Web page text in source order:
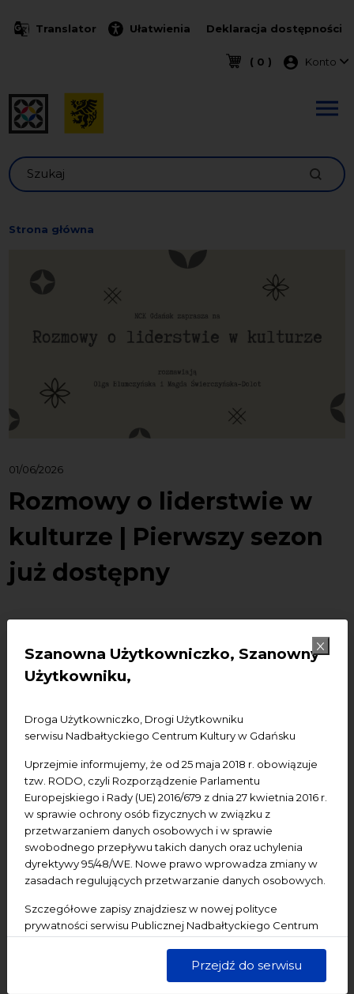
Szanowna Użytkowniczko, Szanowny
Użytkowniku,
Droga Użytkowniczko, Drogi Użytkowniku
serwisu Nadbałtyckiego Centrum Kultury w Gdańsku
Uprzejmie informujemy, że od 25 maja 2018 r. obowiązuje
tzw. RODO, czyli Rozporządzenie Parlamentu
Europejskiego i Rady (UE) 2016/679 z dnia 27 kwietnia 2016 r.
w sprawie ochrony osób fizycznych w związku z
przetwarzaniem danych osobowych i w sprawie
swobodnego przepływu takich danych oraz uchylenia
dyrektywy 95/48/WE. Nowe prawo wprowadza zmiany w
zasadach regulujących przetwarzanie danych osobowych.
Szczegółowe zapisy znajdziesz w nowej polityce
prywatności serwisu Publicznej Nadbałtyckiego Centrum
Kultury w Gdańsku. Jednocześnie informujemy, że Państwa
dane są przetwarzane w sposób bezpieczny, z należytą
starannością i zgodnie z obowiązującymi przepisami.
Przejdź do serwisu
Translator Ułatwienia Deklaracja dostępności
( 0 ) Menu
Konto
Szukaj
Strona główna
01/06/2026
Rozmowy o liderstwie w
kulturze | Pierwszy sezon
już dostępny
Pierwszy sezon rozmów o liderstwie w kulturze jest już
dostępny. Przez ostatnie tygodie zapraszaliśmy Was do
wysłuchania rozmów Magdy Świerczyńskiej-Dolot oraz
Orzechowską, Jarkiem Marciszewskim i Renatą
Pomorskiej Nagrody dla Liderek i Liderów Kultury -
Nagrody Teodory zdecydowało się nominować za
osiągnięcia w roku 2024.
Wszystkie odcinki są dostępne na naszych kanałach
streamingowych:YouTubeorazSoundcloud.
Odcinek 1.Ahoj, do działania | Sulisława Borowska
Czy lider_ka kultury musi lubić to, co robi? Czym jest
szczęście i gdzie go szukać? W rozmowie o stawaniu się
animatorką i liderką Sulisława Borowska opowiada o